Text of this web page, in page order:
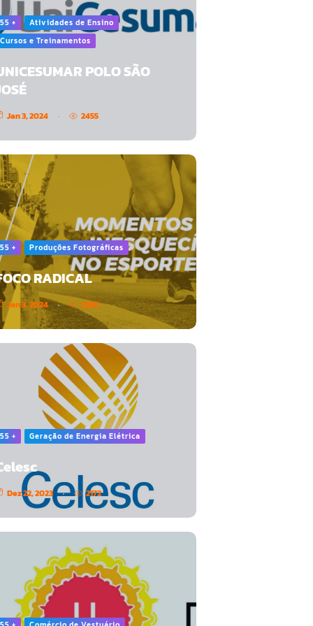
55 +
Atividades de Ensino
Cursos e Treinamentos
POLO SÃO
Jan 3, 2024 2455
55 + Produções Fotográficas
RADICAL
Jan 3, 2024 2250
55 + Geração de Energia Elétrica
Dez 22, 2023 2172